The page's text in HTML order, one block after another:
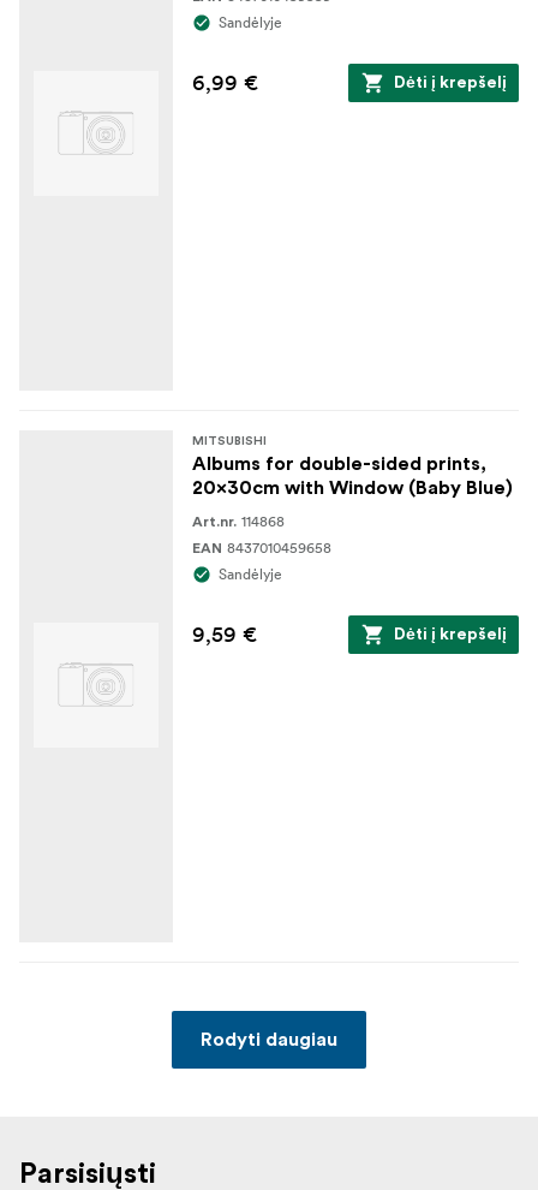
Sandėlyje
6,99 € Dėti į krepšelį
MITSUBISHI
Albums for double-sided prints,
20x30cm with Window (Baby Blue)
Art.nr. 114868
EAN 8437010459658
Sandėlyje
9,59 € Dėti į krepšelį
Rodyti daugiau
Parsisiųsti